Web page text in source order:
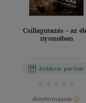
Csillagutazás - az élet
nyomában
Antikvár partner
Árinformációk